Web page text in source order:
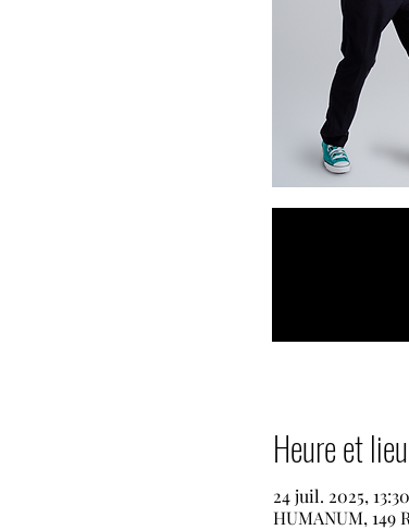
Heure et lieu
24 juil. 2025,
HUMANUM, 149